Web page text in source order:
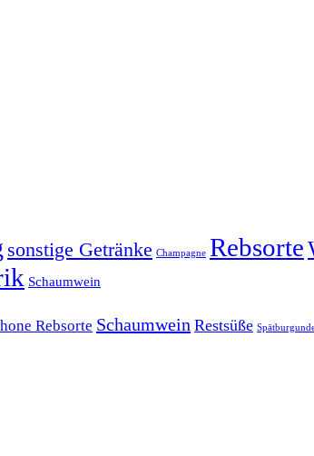
sonstige Getränke Champagne Rebsorte
Schaumwein
Rebsorte Schaumwein Restsüße